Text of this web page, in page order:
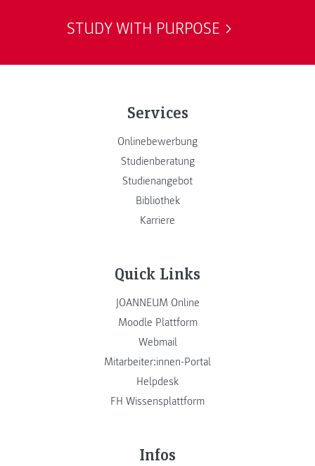
STUDY WITH PURPOSE
Services
Onlinebewerbung
Studienberatung
Studienangebot
Bibliothek
Karriere
Quick Links
JOANNEUM Online
Moodle Plattform
Webmail
Mitarbeiter:innen-Portal
Helpdesk
FH Wissensplattform
Infos